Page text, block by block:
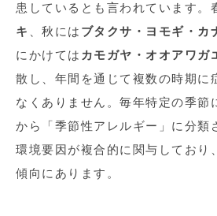
患しているとも言われています。
キ
、秋には ブタクサ・ヨモギ・カ
にかけては カモガヤ・オオアワガ
散し、年間を通じて複数の時期に
なくありません。毎年特定の季節
から「季節性アレルギー」に分類
環境要因が複合的に関与しており
傾向にあります。